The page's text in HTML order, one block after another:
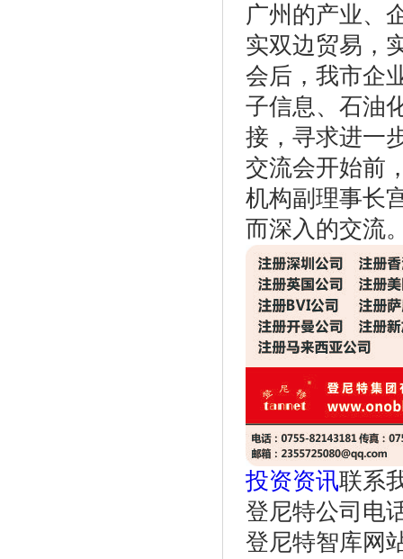
广州的产业、
实双边贸易，
会后，我市企
子信息、石油
接，寻求进一
交流会开始前
机构副理事长
而深入的交流
投资资讯联系
登尼特公司电
登尼特智库网